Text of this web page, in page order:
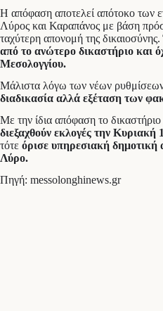
Η απόφαση αποτελεί απότοκο των
Λύρος και Καραπάνος με βάση
ταχύτερη απονομή της δικαιοσύνης.
από το ανώτερο δικαστήριο και
Μεσολογγίου.
Μάλιστα λόγω των νέων
διαδικασία αλλά εξέταση των
Με την ίδια απόφαση το δικαστήριο
διεξαχθούν εκλογές την
τότε όρισε υπηρεσιακή
Λύρο.
Πηγή: messolonghinews.gr